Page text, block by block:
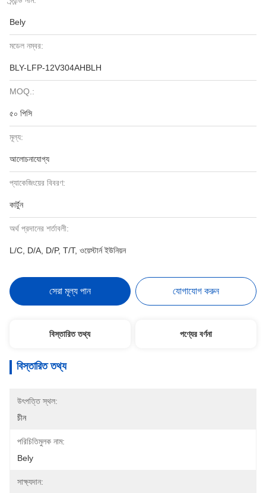
Bely
মডেল নম্বর:
BLY-LFP-12V304AHBLH
MOQ.:
৫০ পিসি
মূল্য:
আলোচনাযোগ্য
প্যাকেজিংয়ের বিবরণ:
কার্টুন
অর্থ প্রদানের শর্তাবলী:
L/C, D/A, D/P, T/T, ওয়েস্টার্ন ইউনিয়ন
সেরা মূল্য পান যোগাযোগ করুন
বিস্তারিত তথ্য পণ্যের বর্ণনা
বিস্তারিত তথ্য
উৎপত্তি স্থল:
চীন
পরিচিতিমুলক নাম:
Bely
সাক্ষ্যদান: